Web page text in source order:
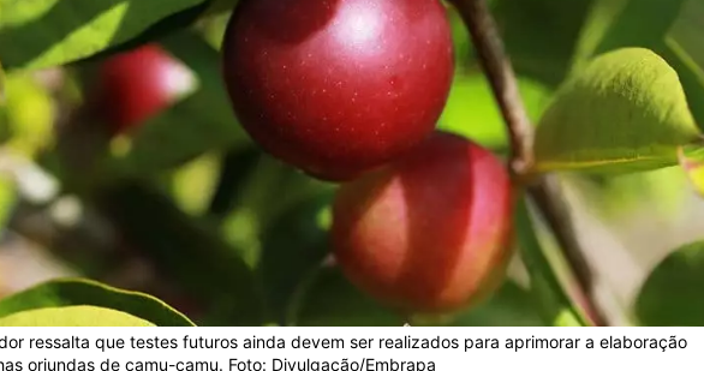
ressalta que testes futuros ainda devem ser realizados para aprimorar a elaboração
oriundas de camu-camu. Foto: Divulgação/Embrapa